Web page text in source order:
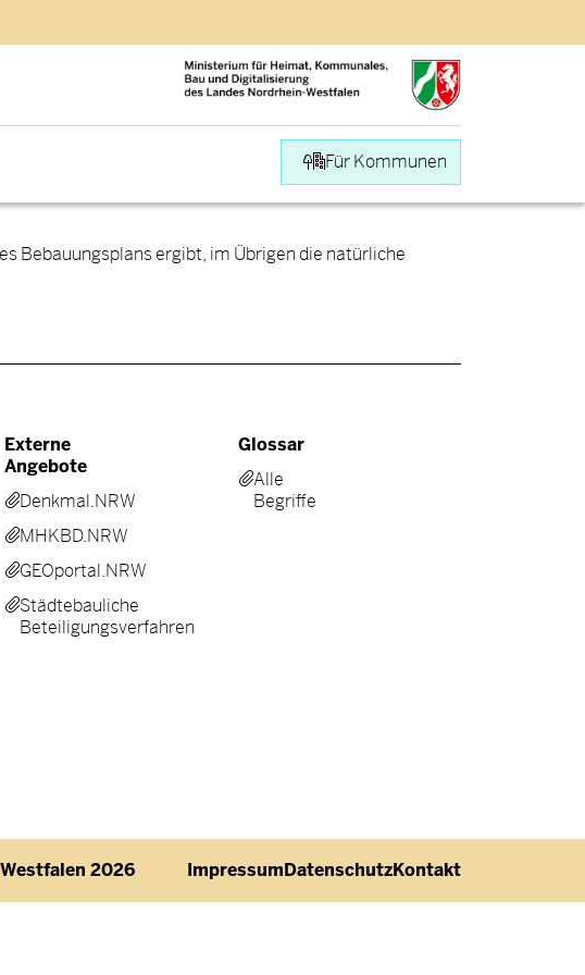
Target group
Für Kommunen
Bebauungsplans ergibt, im Übrigen die natürliche
Externe
Angebote
Denkmal.NRW
MHKBD.NRW
GEOportal.NRW
Städtebauliche
Beteiligungsverfahren
Glossar
Alle
Begriffe
2026 Fußzeile
ImpressumDatenschutzKontakt